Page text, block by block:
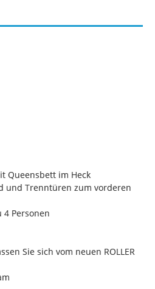
Queensbett im Heck
und Trenntüren zum vorderen
Personen
Sie sich vom neuen ROLLER